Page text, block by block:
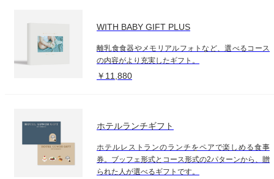
WITH BABY GIFT PLUS
離乳食食器やメモリアルフォトなど、選べるコース
の内容がより充実したギフト。
￥11,880
ホテルランチギフト
ホテルレストランのランチをペアで楽しめる食事
券。ブッフェ形式とコース形式の2パターンから、贈
られた人が選べるギフトです。